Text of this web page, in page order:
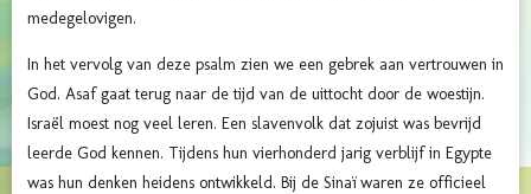
medegelovigen.
In het vervolg van deze psalm zien we een gebrek aan vertrouwen in
God. Asaf gaat terug naar de tijd van de uittocht door de woestijn.
Israël moest nog veel leren. Een slavenvolk dat zojuist was bevrijd
leerde God kennen. Tijdens hun vierhonderd jarig verblijf in Egypte
was hun denken heidens ontwikkeld. Bij de Sinaï waren ze officieel